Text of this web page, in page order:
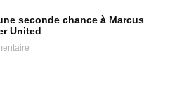
seconde chance à Marcus
United